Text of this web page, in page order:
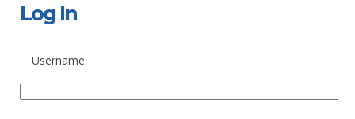
Log In
Username